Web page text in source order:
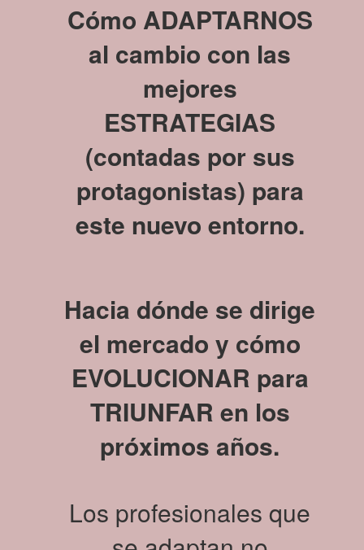
Cómo ADAPTARNOS
al cambio con las
mejores
ESTRATEGIAS
(contadas por sus
protagonistas) para
este nuevo entorno.
Hacia dónde se dirige
el mercado y cómo
EVOLUCIONAR para
TRIUNFAR en los
próximos años.
Los profesionales que